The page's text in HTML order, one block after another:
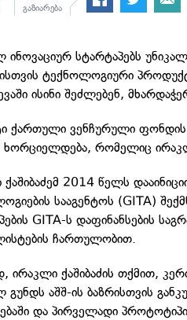
გაზიარება
ინოვაციურ სტარტაპებს
ტექნოლოგიური
ისინი შეძლებენ,
ქართული ვენჩურული
ხორციელდება, რომელიც
2014 წელს
სააგენტოს (GITA)
GITA-ს დაფინანსების
ჩართულობით.
ირაკლი ქაშიბაძის თქმით,
აშშ-ის ბაზრისთვის
და პირველადი